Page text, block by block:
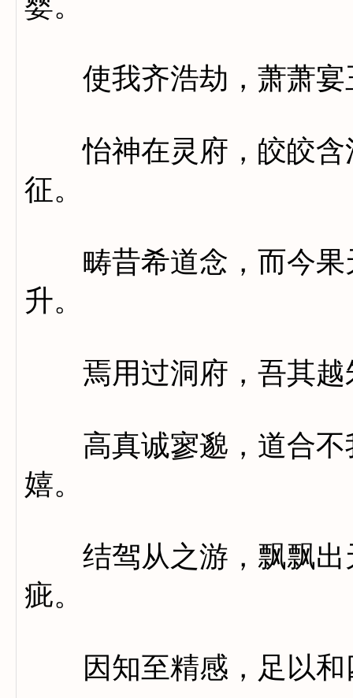
使我齐浩劫，萧萧宴
怡神在灵府，皎皎含
征。
畴昔希道念，而今果
升。
焉用过洞府，吾其越
高真诚寥邈，道合不
嬉。
结驾从之游，飘飘出
疵。
因知至精感，足以和